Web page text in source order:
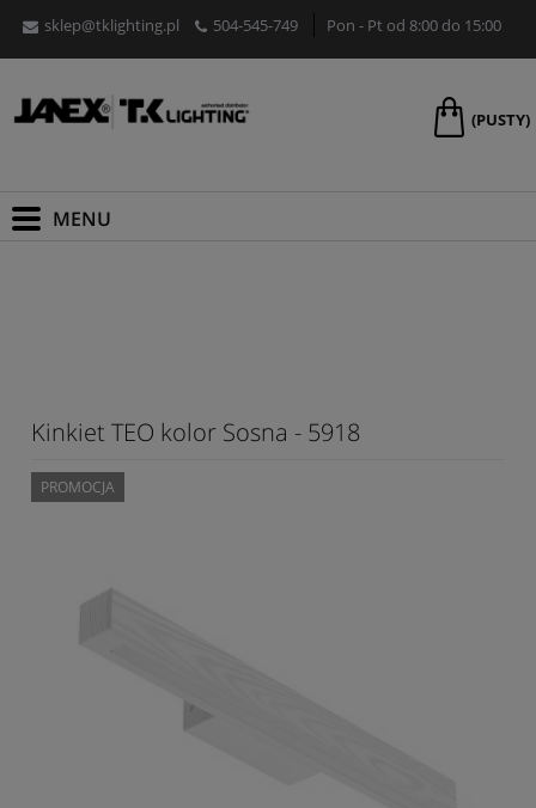
sklep@tklighting.pl 504-545-749 Pon - Pt od 8:00 do 15:00
(PUSTY)
Kinkiet TEO kolor Sosna - 5918
PROMOCJA